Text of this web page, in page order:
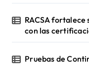
RACSA
con las
Pruebas de